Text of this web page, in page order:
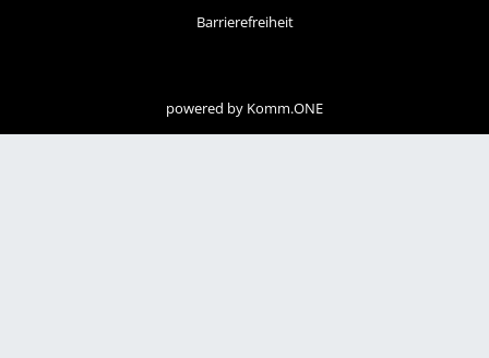
Barrierefreiheit
powered by Komm.ONE